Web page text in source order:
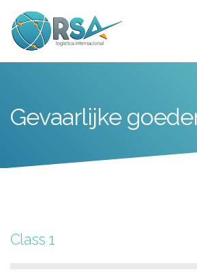
Gevaarlijke
Class 1